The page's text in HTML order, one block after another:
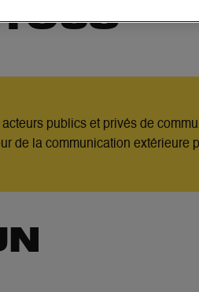
publics et privés de
de la communication extérieure